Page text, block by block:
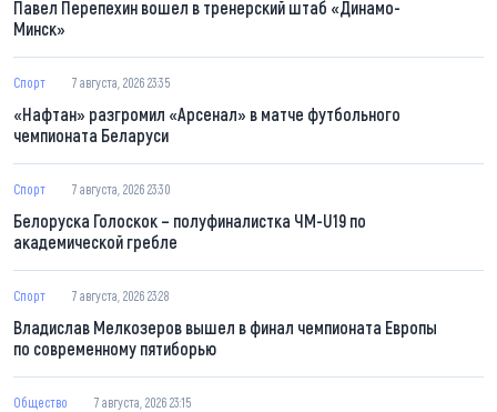
Павел Перепехин вошел в тренерский штаб «Динамо-
Минск»
Спорт 7 августа, 2026 23:35
«Нафтан» разгромил «Арсенал» в матче футбольного
чемпионата Беларуси
Спорт 7 августа, 2026 23:30
Белоруска Голоскок – полуфиналистка ЧМ-U19 по
академической гребле
Спорт 7 августа, 2026 23:28
Владислав Мелкозеров вышел в финал чемпионата Европы
по современному пятиборью
Общество 7 августа, 2026 23:15